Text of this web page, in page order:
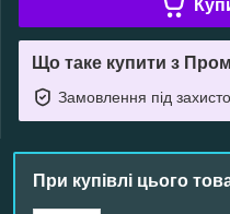
Що таке купити з
Замовлення під
При купівлі цього